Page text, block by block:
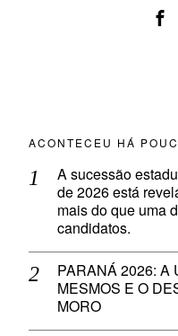
ACONTECEU HÁ
A sucessão
de 2026 está
mais do que uma
candidatos.
PARANÁ 2026: A
MESMOS E O
MORO